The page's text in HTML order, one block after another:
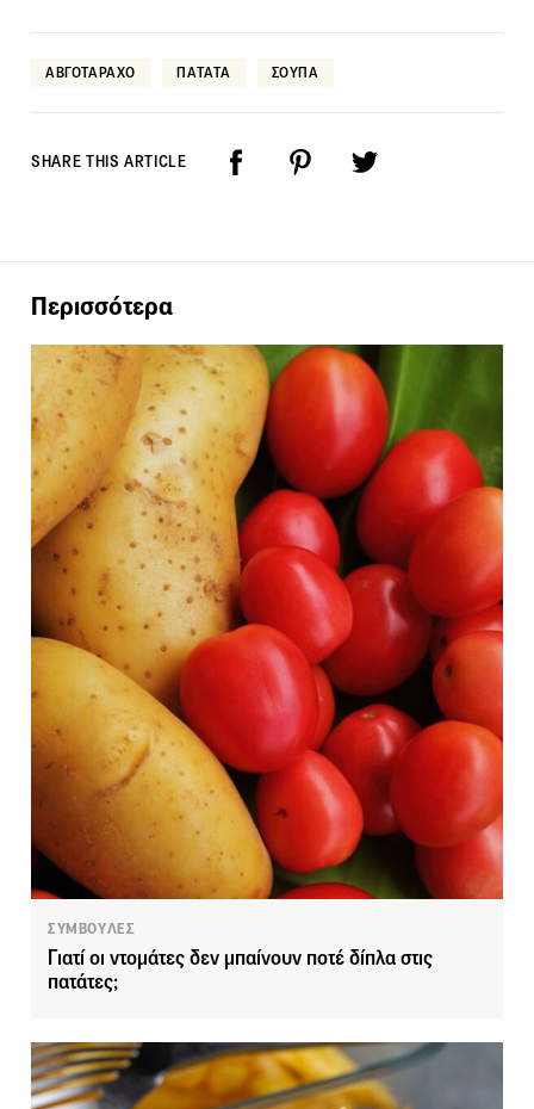
ΑΒΓΟΤΑΡΑΧΟ ΠΑΤΑΤΑ ΣΟΥΠΑ
SHARE THIS ARTICLE
Περισσότερα
ΣΥΜΒΟΥΛΕΣ
Γιατί οι ντομάτες δεν μπαίνουν ποτέ δίπλα στις
πατάτες;